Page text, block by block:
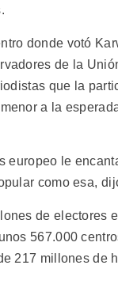
donde votó
de la
que la
a la
europeo le
como esa,
de electores
567.000
217 millones de